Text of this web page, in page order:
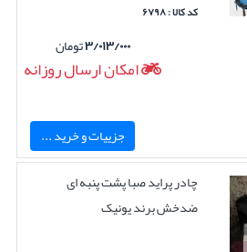
کد کالا : ۶۷۹۸
۳/۰۱۳/۰۰۰تومان
امکان ارسال روزانه
جزییات و خرید ...
چادر پراید صبا پشت پنبه ای
ضدخش برند یونیک